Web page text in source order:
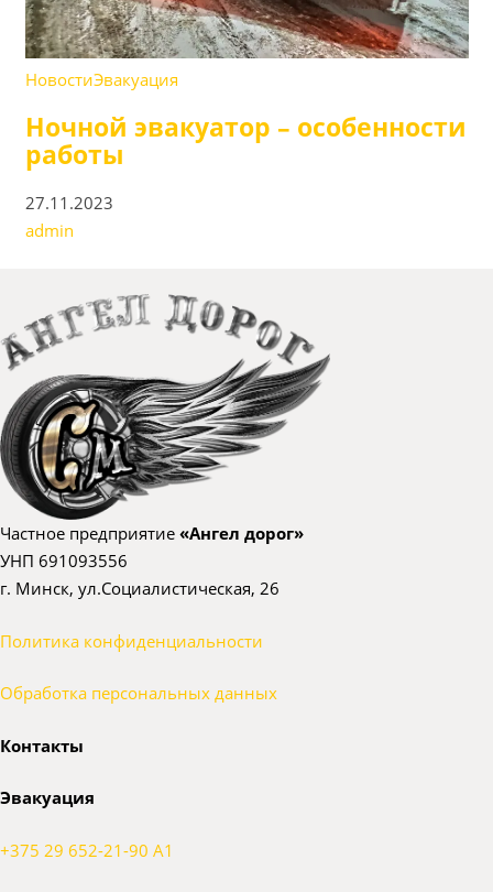
НовостиЭвакуация
Ночной эвакуатор – особенности
работы
27.11.2023
admin
Частное предприятие «Ангел дорог»
УНП 691093556
г. Минск, ул.Социалистическая, 26
Политика конфиденциальности
Обработка персональных данных
Контакты
Эвакуация
+375 29 652-21-90 A1